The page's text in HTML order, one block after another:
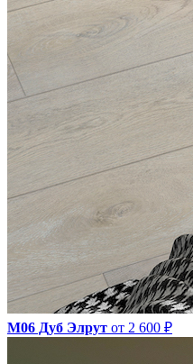
М06 Дуб Элрут от 2 600 ₽